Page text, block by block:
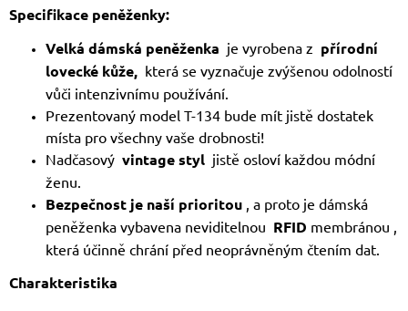
Specifikace peněženky:
Velká dámská peněženka je vyrobena z přírodní
lovecké kůže, která se vyznačuje zvýšenou odolností
vůči intenzivnímu používání.
Prezentovaný model T-134 bude mít jistě dostatek
místa pro všechny vaše drobnosti!
Nadčasový vintage styl jistě osloví každou módní
ženu.
Bezpečnost je naší prioritou , a proto je dámská
peněženka vybavena neviditelnou RFID membránou ,
která účinně chrání před neoprávněným čtením dat.
Charakteristika